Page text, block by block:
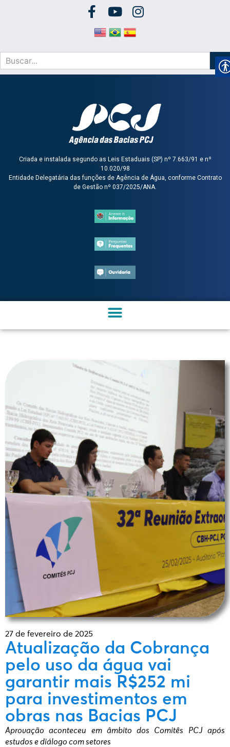
Criada e instalada segundo as Leis Estaduais (SP) nº 7.663/91 e nº
10.020/98
Entidade Delegatária das funções de Agência de Água, conforme Contrato
de Gestão nº 037/2025/ANA.
27 de fevereiro de 2025
Atualização da Cobrança
pelo uso da água vai
garantir mais R$252 mi
para investimentos em
obras nas Bacias PCJ
Aprovação aconteceu em âmbito dos Comitês PCJ após
estudos e diálogo com setores